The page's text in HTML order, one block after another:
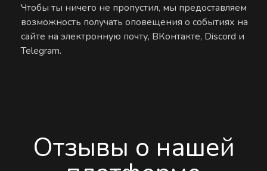
Чтобы ты ничего не пропустил, мы предоставляем
возможность получать оповещения о событиях на
сайте на электронную почту, ВКонтакте, Discord и
Telegram.
Отзывы о нашей